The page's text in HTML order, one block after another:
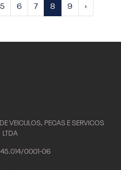
5 6 7 8 9 ›
VEICULOS, PECAS E SERVICOS
LTDA
0001-06